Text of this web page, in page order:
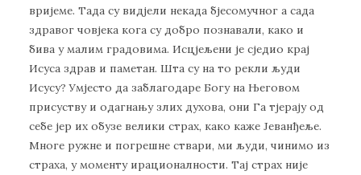
вријеме. Тада су видјели некада бјесомучног а сада
здравог човјека кога су добро познавали, како и
бива у малим градовима. Исцјељени је сједио крај
Исуса здрав и паметан. Шта су на то рекли људи
Исусу? Умјесто да заблагодаре Богу на Његовом
присуству и одагнању злих духова, они Га тјерају од
себе јер их обузе велики страх, како каже Јеванђеље.
Многе ружне и погрешне ствари, ми људи, чинимо из
страха, у моменту ирационалности. Тај страх није